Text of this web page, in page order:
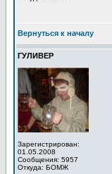
Вернуться к началу
ГУЛИВЕР
Зарегистрирован:
01.05.2008
Сообщения: 5957
Откуда: БОМЖ